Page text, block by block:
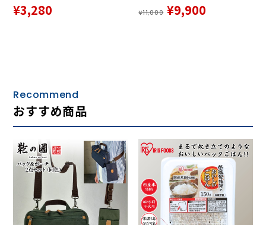
¥3,280 ¥11,000 ¥9,900
Recommend
おすすめ商品